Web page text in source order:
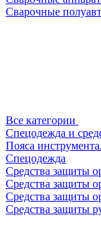
Сварочные
Все категории
Спецодежда и
Пояса
Спецодежда
Средства защиты
Средства защиты
Средства защиты
Средства защиты